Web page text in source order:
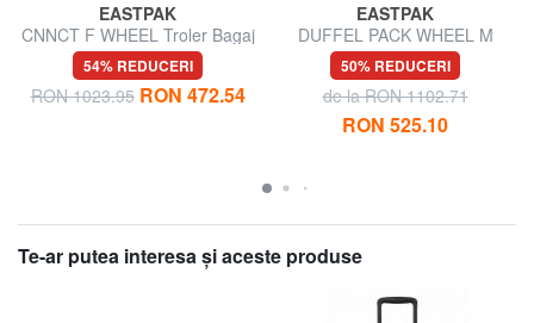
EASTPAK
CNNCT F WHEEL Troler Bagaj
de mana
54% REDUCERI
RON 1023.95 RON 472.54
EASTPAK
DUFFEL PACK WHEEL M
Trolley geantă de voiaj medie,
hidrofugă
50% REDUCERI
de la RON 1102.71
RON 525.10
Te-ar putea interesa şi aceste produse